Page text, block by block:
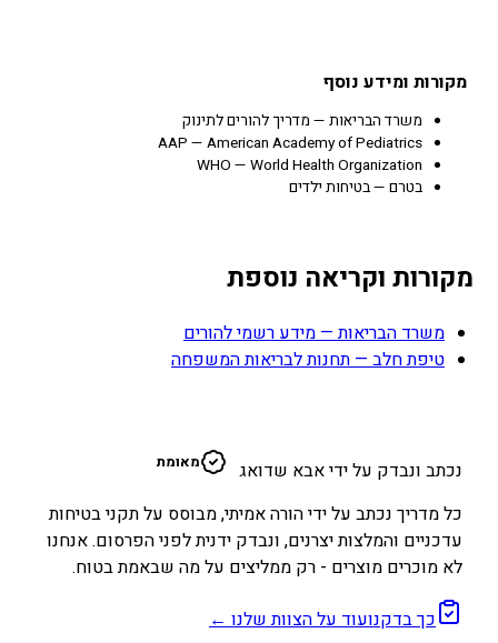
מקורות ומידע נוסף
משרד הבריאות — מדריך להורים לתינוק
AAP — American Academy of Pediatrics
WHO — World Health Organization
בטרם — בטיחות ילדים
מקורות וקריאה נוספת
משרד הבריאות — מידע רשמי להורים
טיפת חלב — תחנות לבריאות המשפחה
נכתב ונבדק על ידי אבא שדואג
מאומת
כל מדריך נכתב על ידי הורה אמיתי, מבוסס על תקני בטיחות
עדכניים והמלצות יצרנים, ונבדק ידנית לפני הפרסום. אנחנו
לא מוכרים מוצרים - רק ממליצים על מה שבאמת בטוח.
כך בדקנועוד על הצוות שלנו ←